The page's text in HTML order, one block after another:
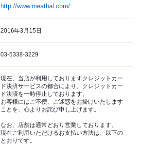
http://www.meatbal.com/
2016年3月15日
03-5338-3229
現在、当店が利用しておりますクレジットカー
ド決済サービスの都合により、クレジットカー
ド決済を一時停止しております。
お客様にはご不便、ご迷惑をお掛けいたします
ことを、心よりお詫び申し上げます。
なお、店舗は通常どおり営業しております。
現在ご利用いただけるお支払い方法は、以下の
とおりです。